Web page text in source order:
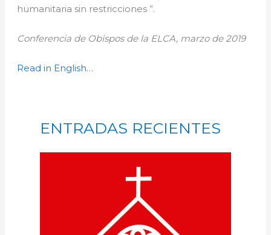
humanitaria sin restricciones ”.
Conferencia de Obispos de la ELCA, marzo de 2019
Read in English…
ENTRADAS RECIENTES